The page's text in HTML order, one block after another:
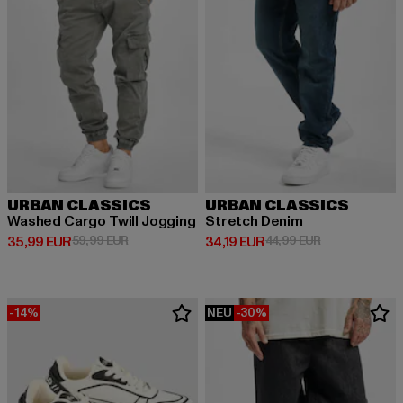
URBAN CLASSICS
Washed Cargo Twill Jogging
35,99 EUR
Derzeitiger Preis: 35,99 EUR
59,99 EURAktionspreis: 59,99 EUR
URBAN CLASSICS
Stretch Denim
34,19 EUR
Derzeitiger Preis: 34,19 EUR
44,99 EURAktionspreis:
-14% NEU -30%